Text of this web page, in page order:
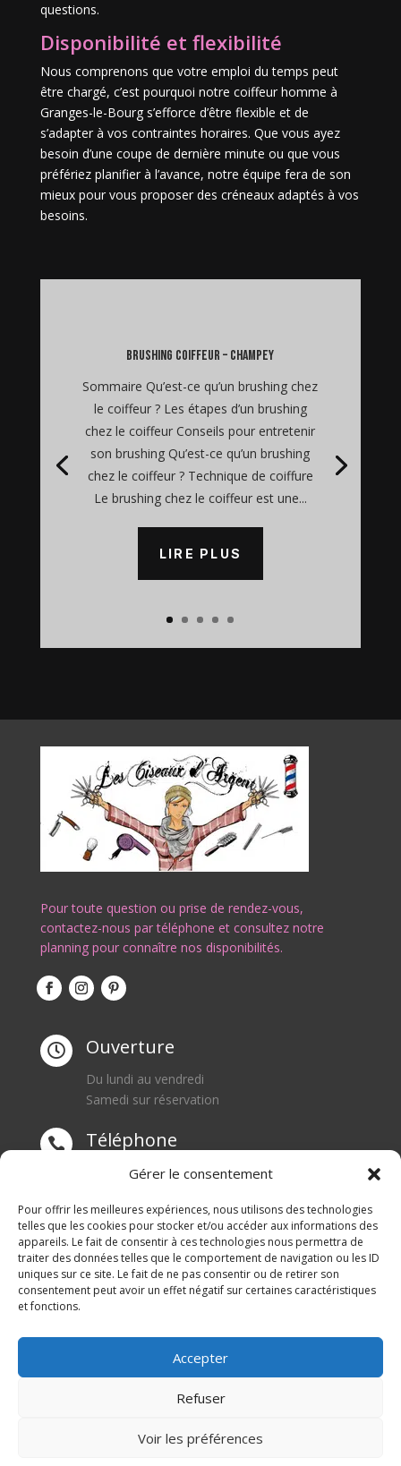
Gérer le consentement
Pour offrir les meilleures expériences, nous utilisons des technologies
telles que les cookies pour stocker et/ou accéder aux informations des
appareils. Le fait de consentir à ces technologies nous permettra de
traiter des données telles que le comportement de navigation ou les ID
uniques sur ce site. Le fait de ne pas consentir ou de retirer son
consentement peut avoir un effet négatif sur certaines caractéristiques
et fonctions.
Accepter
Refuser
Voir les préférences
questions.
Disponibilité et flexibilité
Nous comprenons que votre emploi du temps peut
être chargé, c’est pourquoi notre coiffeur homme à
Granges-le-Bourg s’efforce d’être flexible et de
s’adapter à vos contraintes horaires. Que vous ayez
besoin d’une coupe de dernière minute ou que vous
préfériez planifier à l’avance, notre équipe fera de son
mieux pour vous proposer des créneaux adaptés à vos
besoins.
brushing coiffeur – Champey
Sommaire Qu’est-ce qu’un brushing chez
le coiffeur ? Les étapes d’un brushing
chez le coiffeur Conseils pour entretenir
son brushing Qu’est-ce qu’un brushing
chez le coiffeur ? Technique de coiffure
Le brushing chez le coiffeur est une...
LIRE PLUS
Pour toute question ou prise de rendez-vous,
contactez-nous par téléphone et consultez notre
planning pour connaître nos disponibilités.
 Ouverture
Du lundi au vendredi
Samedi sur réservation
 Téléphone
0668550471
 Adresse
1 rue du Blanc Poirier
70110 SENARGENT MIGNAFANS
droits réservés –Blog